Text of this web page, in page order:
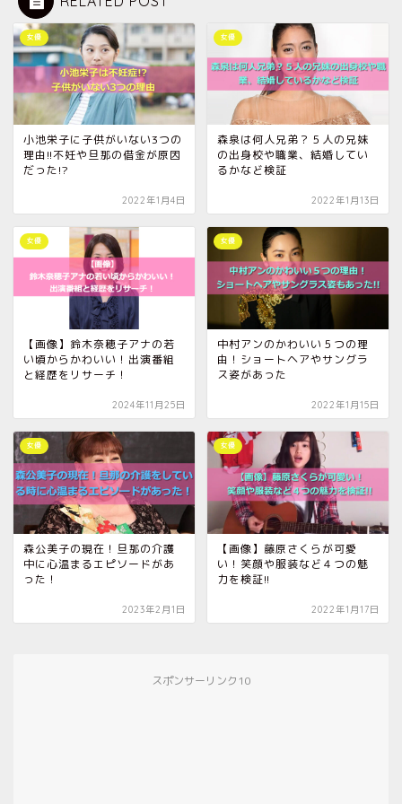
女優
小池栄子に子供がいない3つの
理由!!不妊や旦那の借金が原因
だった!?
2022年1月4日
女優
森泉は何人兄弟？５人の兄妹
の出身校や職業、結婚してい
るかなど検証
2022年1月13日
女優
【画像】鈴木奈穂子アナの若
い頃からかわいい！出演番組
と経歴をリサーチ！
2024年11月25日
女優
中村アンのかわいい５つの理
由！ショートヘアやサングラ
ス姿があった
2022年1月15日
女優
森公美子の現在！旦那の介護
中に心温まるエピソードがあ
った！
2023年2月1日
女優
【画像】藤原さくらが可愛
い！笑顔や服装など４つの魅
力を検証!!
2022年1月17日
スポンサーリンク10